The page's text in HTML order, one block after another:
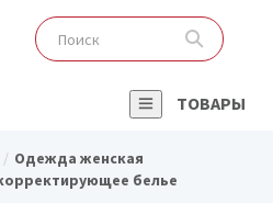
ТОВАРЫ
Одежда женская
белье